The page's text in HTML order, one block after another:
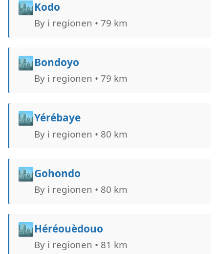
🏙️Kodo
By i regionen • 79 km
🏙️Bondoyo
By i regionen • 79 km
🏙️Yérébaye
By i regionen • 80 km
🏙️Gohondo
By i regionen • 80 km
🏙️Héréouèdouo
By i regionen • 81 km